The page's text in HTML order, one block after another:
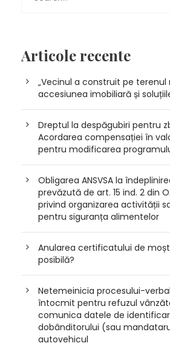
Articole recente
„Vecinul a construit pe terenul
accesiunea imobiliară și
Dreptul la despăgubiri pentru
Acordarea compensației în
pentru modificarea
Obligarea ANSVSA la
prevăzută de art. 15 ind. 2 din
privind organizarea activității
pentru siguranța alimentelor
Anularea certificatului de
posibilă?
Netemeinicia procesului-
întocmit pentru refuzul
comunica datele de
dobânditorului (sau
autovehicul